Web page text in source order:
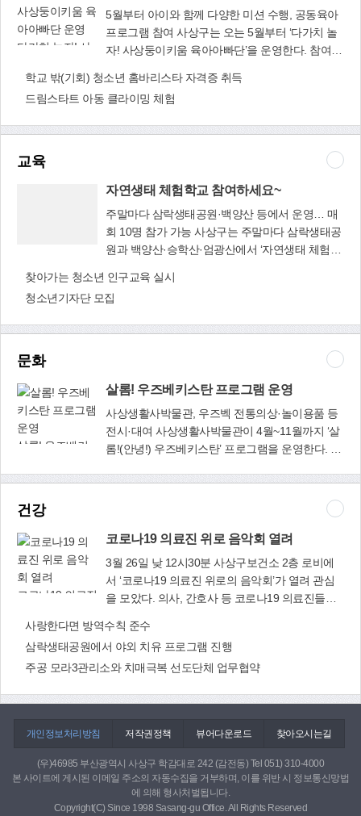
동 등을 고려하여 차임과 보증금의 증감을 청구’할
수 있습니다(「상가임대차법」 제2조, 제10조의2.
시행령 제2조). 1. 서울특별시: 9억원 2. 「수도권
제외한다) 및 부산광역시: 6억9천만원 3. 광역시
(「수도권정비계획법」에 따른 과밀억제권역에
세종특별자치시, 파주시, 화성시, 안산시, 용인시,
김포시 및 광주시: 5억4천만원 4. 그 밖의 지역: 3
인 경우: 5%로 제한(‘보증금+월차임×100=합산 금
제4조). 참고로 임대료 인상금액 계산 사이트
(https://www.renthome.go.kr)에 들어가서 화면 오
른쪽 ‘임대료인상률계산’을 통해 쉽게 계산해볼 수
있습니다. 법무부 법률홈닥터 성창우 변호사 무료
법률 전화 상담: ☎310-4317 대상: 기초생활수급
다가치 놀자! 사
아빠단 운영
5월부터 아이와 함께 다양한 미션 수행, 공동육아
프로그램 참여 사상구는 오는 5월부터 ‘다가치 놀
자! 사상둥이키움 육아아빠단’을 운영한다. 참여대
~2018년생)를 둔 초보아빠 30명이며, 4월 30일까
지 선착순으로 모집한다. 특히 육아에 어려움을 겪
정 등의 아빠들이 우선 모집 대상이 된다. 신청방
법은 홈페이지(www.sasang.go.kr)에서 신청서를
로 제출하면 된다. ‘사상둥이키움 육아아빠단’은 5
월~11월까지 활동하며, 이 기간 동안 다양한 온·오
프라인 체험 활동이 이뤄진다. 온라인에서는 아빠
단 공식 온라인 커뮤니티(네이버 밴드)를 통해 아
의 주간별 미션 체험을 수행하게 된다. 오프라인으
로는 육아전문 멘토링 및 간담회, 육아 체험 활성
2일 캠프(또는 템플스테이) 등 행사를 통해 아이와
멋진 추억을 쌓는 시간을 보낸다. 다만 코로나19
과(☎310-4365)
학교 밖(기회) 청소년 홈바리스타 자격증 취득
드림스타트 아동 클라이밍 체험
교육
자연생태 체험학교 참여하세요~
교 참여하세요~
주말마다 삼락생태공원·백양산 등에서 운영… 매
회 10명 참가 가능 사상구는 주말마다 삼락생태공
원과 백양산·승학산·엄광산에서 ‘자연생태 체험학
는 4월부터 11월까지(7, 8월 제외) 매주 토요일과
일요일 오전 10시와 오후 2시에 열린다. 감전야생
이 서식지 등 삼락생태공원 내 6개 코스에서 진행
된다. 생태해설사가 참가자들과 동행하면서 삼락
동·식물에 대한 학습과 체험활동을 도와준다. 또
하나의 자연생태 체험학교(사상마운틴)는 4월부
터 11월까지(7, 8월 제외) 매주 토요일 오후 2시에
마련된다. 생태해설사와 함께 백양산 웰빙숲길, 승
다운 자연 경관을 즐기고, 동·식물에 대해 배우는
학부모는 물론 부산시민 누구나 참가할 수 있으며,
자원봉사활동 시간도 주어진다. 사상평생학습관
사센터 홈페이지(http://vt.sasang.go.kr)에서 사전
신청할 수 있다. 매회 10명 신청 가능. 다만 기상이
악화되거나 코로나19가 확산되면 운영이 취소될
수 있다. 평생교육과(☎310-4924)
찾아가는 청소년 인구교육 실시
청소년기자단 모집
문화
살롬! 우즈베키스탄 프로그램 운영
살롬! 우즈베키
운영
사상생활사박물관, 우즈벡 전통의상·놀이용품 등
전시·대여 사상생활사박물관이 4월~11월까지 ‘살
롬!(안녕!) 우즈베키스탄’ 프로그램을 운영한다. 사
받은 다문화꾸러미(우즈베키스탄 꾸러미)를 활용
해 우즈베키스탄의 역사와 문화를 이해할 수 있는
(월요일 휴관) 오전 9시~오후 6시까지 생활사박물
관 3층 전시실에서 우즈베키스탄 전통의상, 생활
용품, 놀이용품 등을 전시한다. 어린이와 학생, 학
부모 등 구민 누구나 무료로 관람할 수 있으나, 마
19 방역수칙을 준수해야 한다. 또 생활사박물관에
서는 유치원과 초·중·고교, 단체에 우즈베키스탄
‘작은 꾸러미’를 대여한다. 다문화교육을 위해 대여
의한 뒤 대여신청서를 작성해 이메일
사박물관(☎310-5137)
건강
코로나19 의료진 위로 음악회 열려
코로나19 의료진
려
3월 26일 낮 12시30분 사상구보건소 2층 로비에
서 ‘코로나19 의료진 위로의 음악회’가 열려 관심
을 모았다. 의사, 간호사 등 코로나19 의료진들을
한 조완수(바이올린), 박효진(첼로), 강민희(피아
노) 연주자들은 30분 동안 총 10곡에 달하는 연주
곡을 들려주었다. 특히 클래식, 팝송, 가요 등 대중
보건소 건강증진과(☎310-3361)
사랑한다면 방역수칙 준수
삼락생태공원에서 야외 치유 프로그램 진행
주공 모라3관리소와 치매극복 선도단체 업무협약
개인정보처리방침 저작권정책 뷰어다운로드 찾아오시는길
(우)46985 부산광역시 사상구 학감대로 242 (감전동) Tel 051) 310-4000
본 사이트에 게시된 이메일 주소의 자동수집을 거부하며, 이를 위반 시 정보통신망법
에 의해 형사처벌됩니다.
Copyright(C) Since 1998 Sasang-gu Office. All Rights Reserved